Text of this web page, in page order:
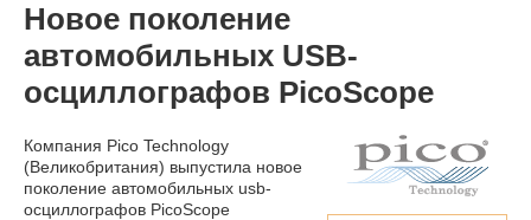
Новое поколение
автомобильных USB-
осциллографов PicoScope
Компания Pico Technology
(Великобритания) выпустила новое
поколение автомобильных usb-
осциллографов PicoScope